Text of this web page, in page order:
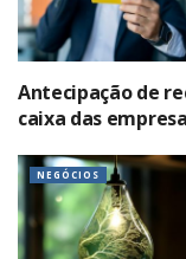
NEGÓCIOS
Antecipação de
caixa das
NEGÓCIOS